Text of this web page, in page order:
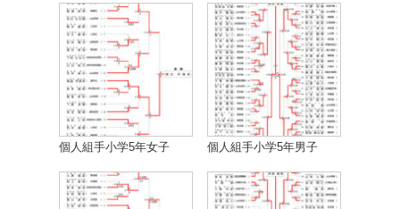
個人組手小学5年女子 個人組手小学5年男子